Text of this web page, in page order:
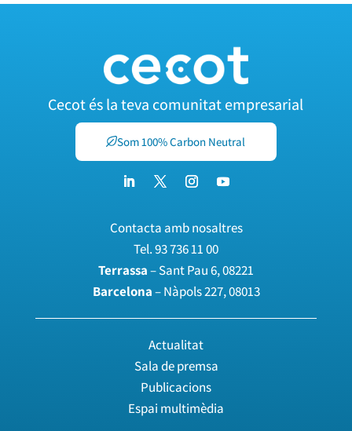
Cecot és la teva comunitat empresarial
Som 100% Carbon Neutral
Contacta amb nosaltres
Tel.93 736 11 00
Terrassa– Sant Pau 6, 08221
Barcelona– Nàpols 227, 08013
Actualitat
Sala de premsa
Publicacions
Espai multimèdia